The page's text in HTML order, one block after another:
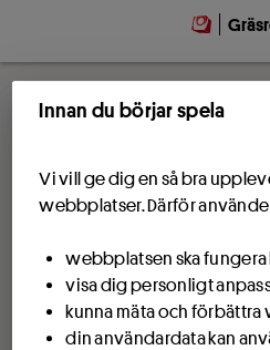
Innan du börjar spela
Vi vill ge dig en så bra
webbplatser. Därför
webbplatsen ska fungera
visa dig personligt
kunna mäta och
din användardata kan